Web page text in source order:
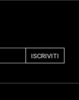
ISCRIVITI